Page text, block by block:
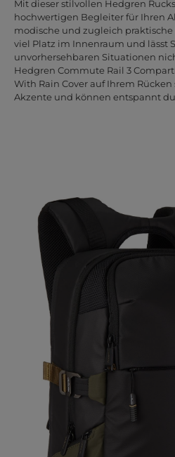
Mit dieser stilvollen Hedgren
hochwertigen Begleiter für Ihren
modische und zugleich
viel Platz im Innenraum und lässt
unvorhersehbaren Situationen
Hedgren Commute Rail 3
With Rain Cover auf Ihrem Rücken
Akzente und können entspannt